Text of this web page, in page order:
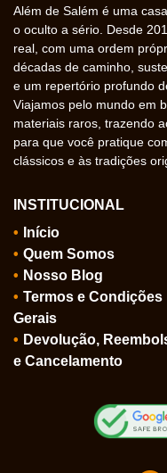
Além de Salém é uma
o oculto a sério. Desde
real, com uma ordem
décadas de caminho,
e um repertório profundo
Viajamos pelo mundo em
materiais raros, trazendo
para que você pratique
clássicos e às tradições
INSTITUCIONAL
Início
Quem Somos
Nosso Blog
Termos e Condições
Gerais
Devolução,
e Cancelamento